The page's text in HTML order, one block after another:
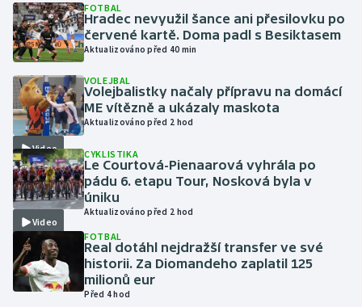
Jezdectví
Judo
Krasobruslení
Lezení
Lyže a snowboard
Moderní pětiboj
Motorsport
Olympijské hry
FOTBAL
Hradec nevyužil šance ani přesilovku po
červené kartě. Doma padl s Besiktasem
Aktualizováno před 40 min
Video
VOLEJBAL
Volejbalistky načaly přípravu na domácí
ME vítězně a ukázaly maskota
Aktualizováno před 2 hod
Video
CYKLISTIKA
Le Courtová-Pienaarová vyhrála po
pádu 6. etapu Tour, Nosková byla v
úniku
Aktualizováno před 2 hod
FOTBAL
Real dotáhl nejdražší transfer ve své
historii. Za Diomandeho zaplatil 125
milionů eur
Před 4 hod